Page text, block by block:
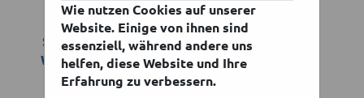
Ihr B2B-Shop für Spezialstahl
Stahlrestposten online kaufen - Edelstahl |
Werkzeugstahl | Vergütungsstahl | Einsatz-
und Nitrierstahl | Hochwarmfester Stahl |
Wie nutzen Cookies auf unserer
Website. Einige von ihnen sind
essenziell, während andere uns
helfen, diese Website und Ihre
Erfahrung zu verbessern.